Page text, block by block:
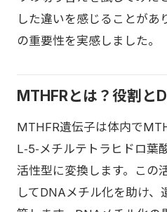
した違いを感じることがあ
の重要性を実感しました。
MTHFRとは？役割と
MTHFR遺伝子は体内で
L‑5‑メチルテトラヒドロ葉
活性型に変換します。この
してDNAメチル化を助け、